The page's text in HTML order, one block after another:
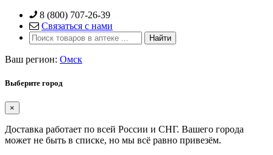
Skip
content
8 (800) 707-26-39
Связаться с нами
Ваш регион: Омск
Выберите город
×
Доставка работает по всей России и СНГ. Вашего города
может не быть в списке, но мы всё равно привезём.